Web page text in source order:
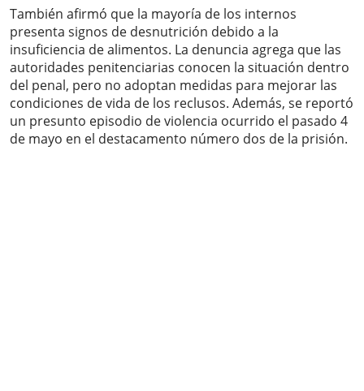
También afirmó que la mayoría de los internos
presenta signos de desnutrición debido a la
insuficiencia de alimentos. La denuncia agrega que las
autoridades penitenciarias conocen la situación dentro
del penal, pero no adoptan medidas para mejorar las
condiciones de vida de los reclusos. Además, se reportó
un presunto episodio de violencia ocurrido el pasado 4
de mayo en el destacamento número dos de la prisión.